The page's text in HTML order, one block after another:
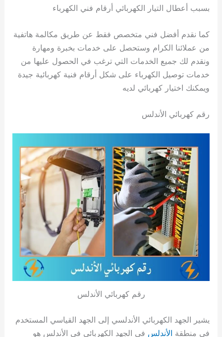
بسبب أعطال التيار الكهربائي أرقام فني الكهرباء
كما نقدم أفضل فني متخصص فقط عن طريق مكالمة هاتفية
من عملائنا الكرام وستحصل على خدمات بخبرة ومهارة
ونقدم لك جميع الخدمات التي ترغب في الحصول عليها من
خدمات توصيل الكهرباء على شكل أرقام فنية كهربائية جيدة
ويمكنك اختيار كهربائي لديه
رقم كهربائي الأندلس
رقم كهربائي الأندلس
يشير الجهد الكهربائي الأندلسي إلى الجهد القياسي المستخدم
في منطقة الأندلس في الجهد الكهربائي في الأندلس هو